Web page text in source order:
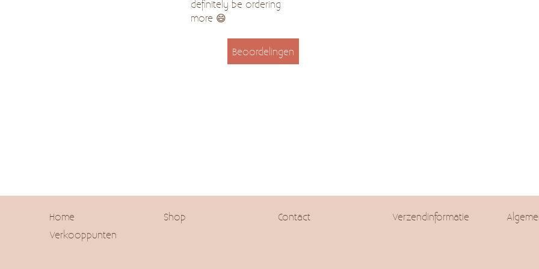
definitely be ordering
more 😄
Beoordelingen
Home Shop Contact Verzendinformatie
Verkooppunten